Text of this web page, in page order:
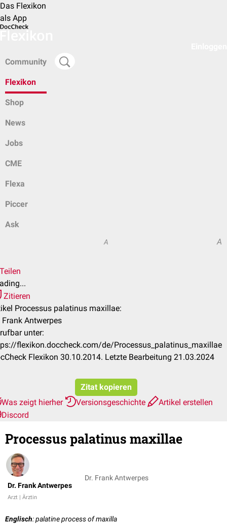
Das Flexikon
als App
Community
Flexikon
Shop
News
Jobs
CME
Flexa
Piccer
Ask
A A
Teilen
Zitieren
Processus palatinus maxillae:
Frank Antwerpes
unter:
flexikon.doccheck.com/de/Processus_palatinus_maxillae
Flexikon 30.10.2014. Letzte Bearbeitung 21.03.2024
Zitat kopieren
Was zeigt hierher
Versionsgeschichte
Artikel erstellen
Discord
Processus palatinus maxillae
Dr. Frank Antwerpes
Arzt | Ärztin
Dr. Frank Antwerpes
Englisch: palatine process of maxilla